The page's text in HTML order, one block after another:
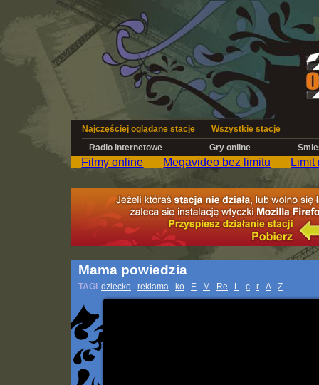
Najczęściej oglądane stacje
Wszystkie stacje
Radio internetowe
Gry online
Filmy online Megavideo bez limitu Limit
Mama powiedzia
TAGI dziecko reklama ko E M Re L c r A Z